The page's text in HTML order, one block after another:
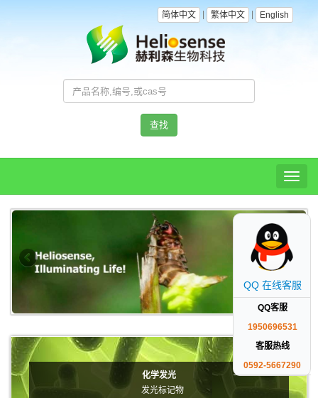
简体中文 繁体中文 English
查找
Toggle
化学发光
发光标记物
QQ 在线客服
QQ客服
1950696531
客服热线
0592-5667290